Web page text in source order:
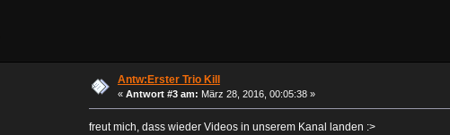
Antw:Erster Trio Kill
« Antwort #3 am: März 28, 2016, 00:05:38 »
freut mich, dass wieder Videos in unserem Kanal landen :>